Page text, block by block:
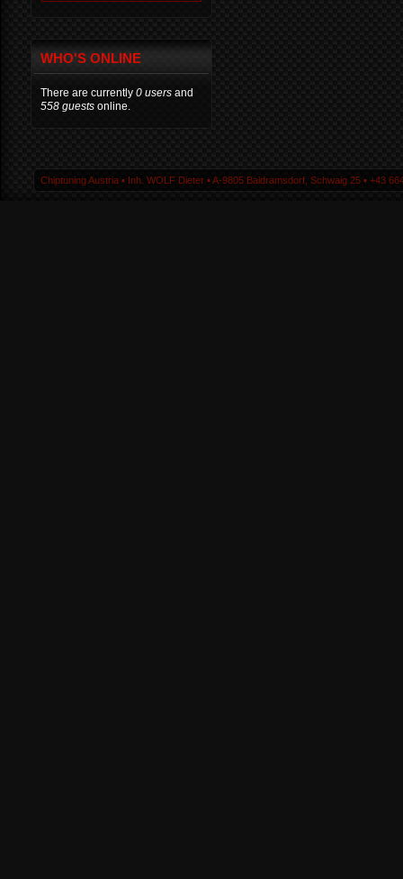
WHO'S ONLINE
There are currently 0 users and
558 guests online.
Chiptuning Austria ▪ Inh. WOLF Dieter ▪ A-9805 Baldramsdorf, Schwaig 25 ▪ +43